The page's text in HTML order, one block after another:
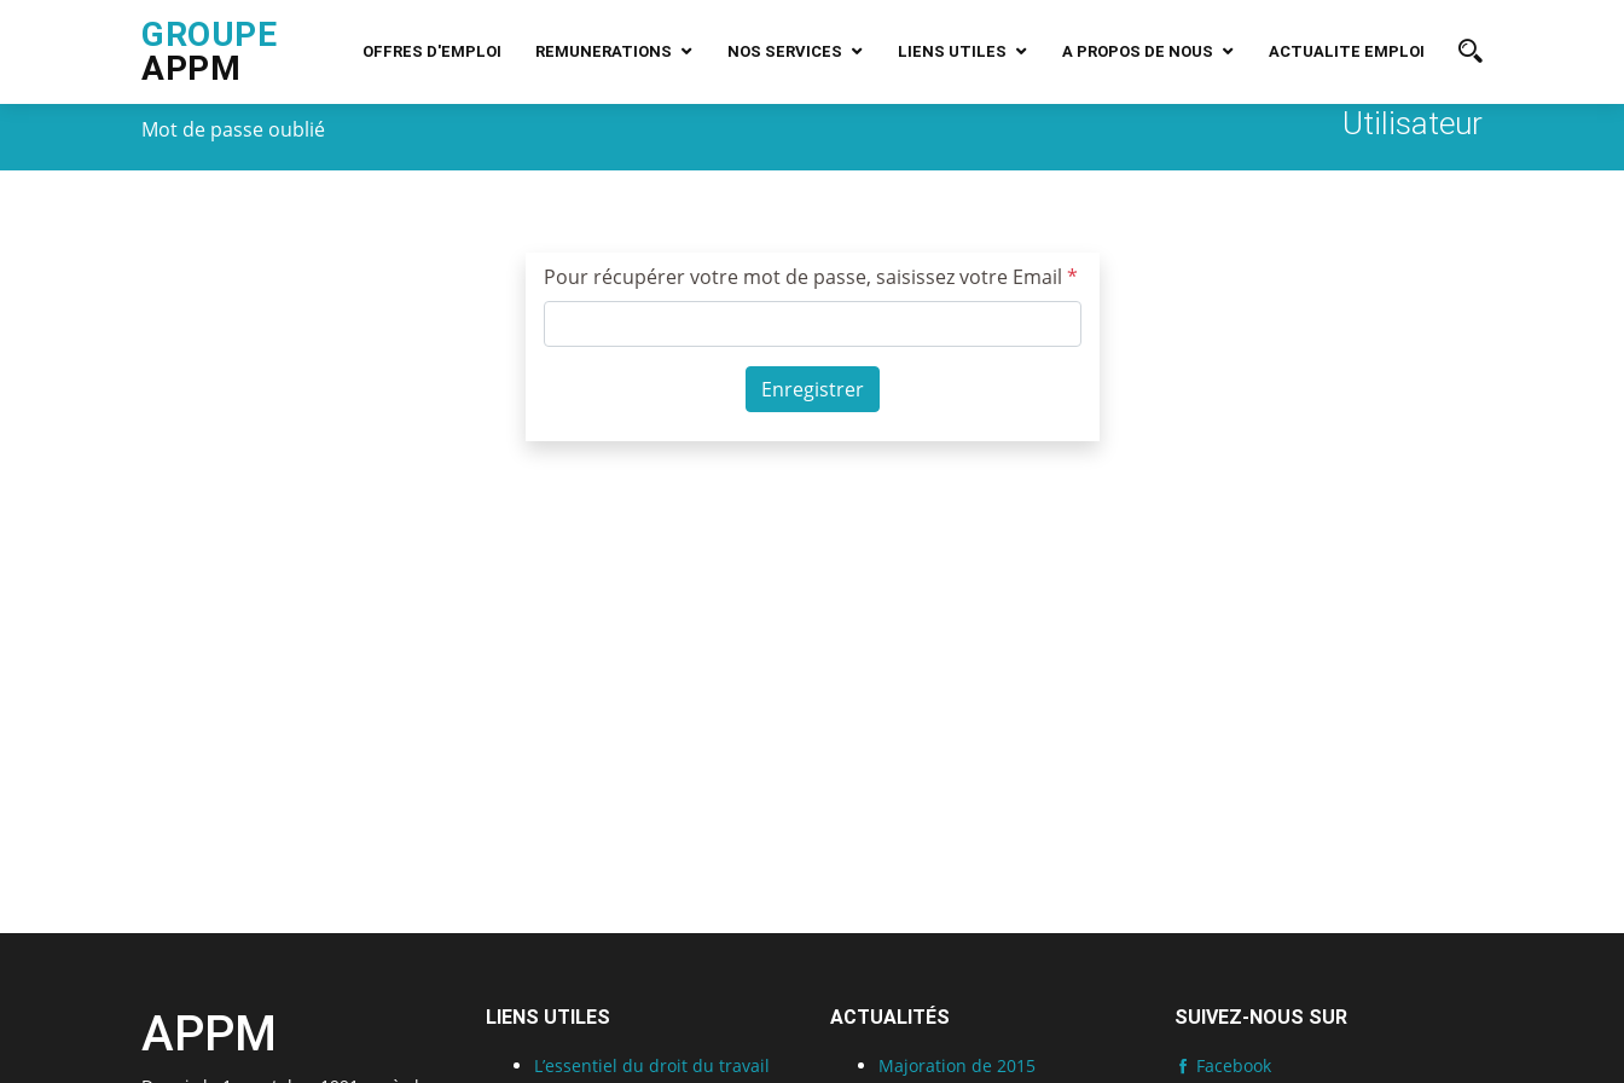
GROUPE
APPM
OFFRES D'EMPLOI REMUNERATIONS NOS SERVICES LIENS UTILES A PROPOS DE NOUS ACTUALITE EMPLOI
Mot de passe oublié Utilisateur
Pour récupérer votre mot de passe, saisissez votre Email *
Enregistrer
APPM LIENS UTILES
L’essentiel du droit du travail
ACTUALITÉS
Majoration de 2015
SUIVEZ-NOUS SUR
Facebook